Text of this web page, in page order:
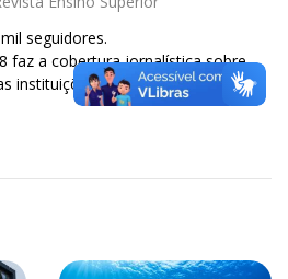
seguidores.
faz a cobertura jornalística sobre
instituições de ensino superior.